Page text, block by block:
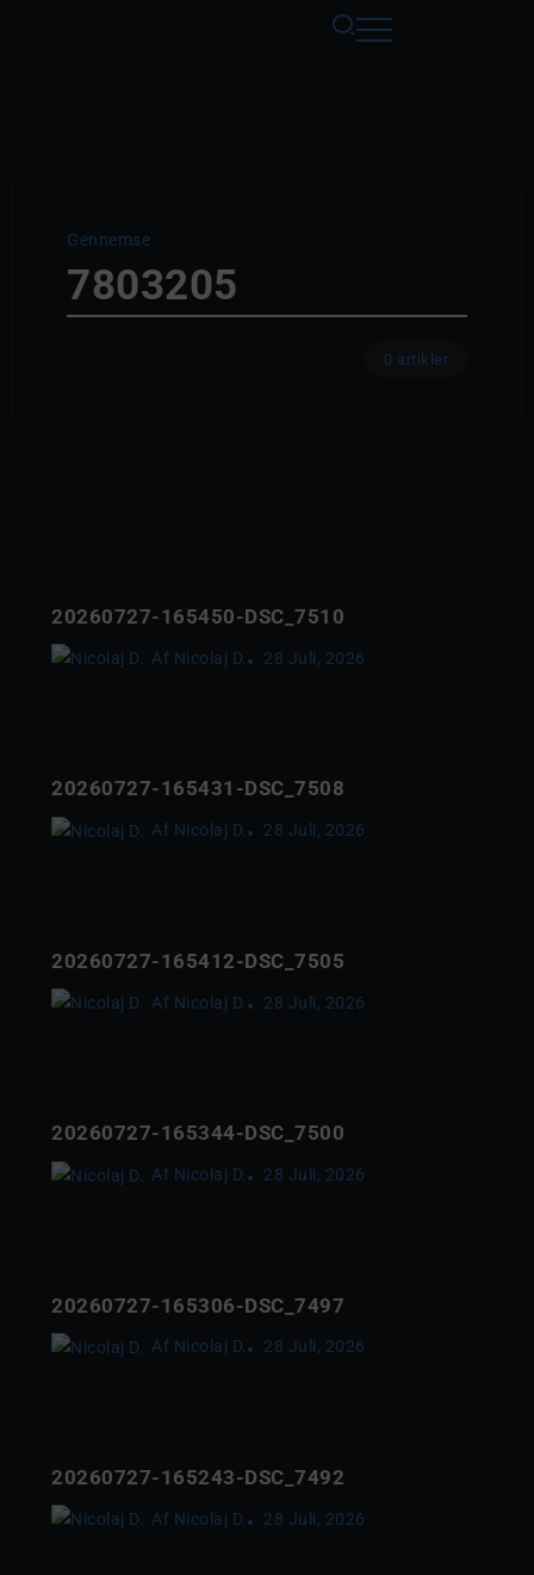
Gennemse
7803205
0 artikler
20260727-165450-DSC_7510
Af Nicolaj D. 28 Juli, 2026
20260727-165431-DSC_7508
Af Nicolaj D. 28 Juli, 2026
20260727-165412-DSC_7505
Af Nicolaj D. 28 Juli, 2026
20260727-165344-DSC_7500
Af Nicolaj D. 28 Juli, 2026
20260727-165306-DSC_7497
Af Nicolaj D. 28 Juli, 2026
20260727-165243-DSC_7492
Af Nicolaj D. 28 Juli, 2026